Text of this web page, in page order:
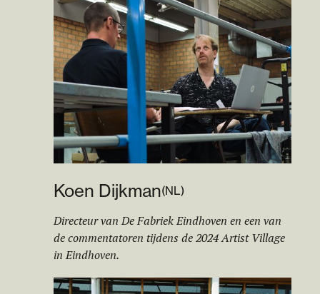
Koen Dijkman(NL)
Directeur van De Fabriek Eindhoven en een van
de commentatoren tijdens de 2024 Artist Village
in Eindhoven.